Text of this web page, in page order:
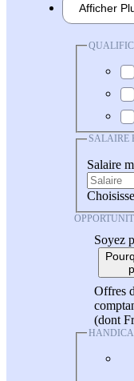
Afficher
SALAIRE
Salaire
Soyez
Offres
(dont